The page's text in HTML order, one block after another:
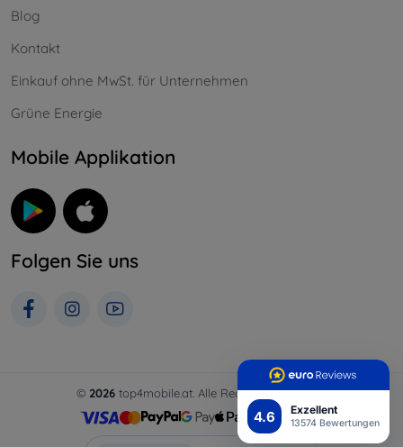
4.6 Exzellent
13574 Bewertungen
Blog
Kontakt
Einkauf ohne MwSt. für Unternehmen
Grüne Energie
Mobile Applikation
Folgen Sie uns
© 2026top4mobile.at. Alle Rechte vorbehalten.